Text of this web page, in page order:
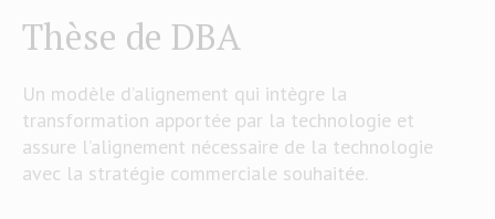
Thèse de DBA
Un modèle d’alignement qui intègre la
transformation apportée par la technologie et
assure l’alignement nécessaire de la technologie
avec la stratégie commerciale souhaitée.